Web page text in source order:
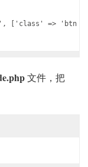
['class' => 'btn
文件，把